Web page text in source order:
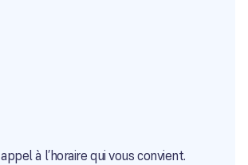
à l’horaire qui vous convient.